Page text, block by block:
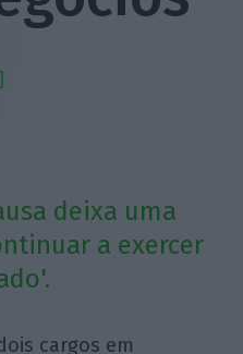
deixa uma
a exercer
cargos em